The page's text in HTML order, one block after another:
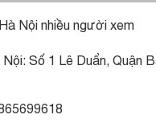
Nội nhiều người xem
Số 1 Lê Duẩn, Quận